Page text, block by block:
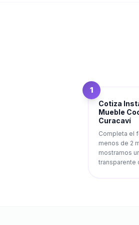
1
Cotiza
Mueble
Curacaví
Completa el
menos de 2
mostramos
transparente